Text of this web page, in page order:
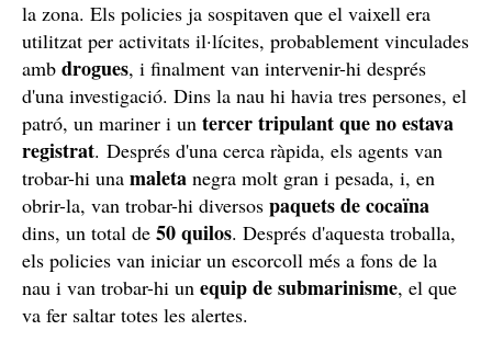
la zona. Els policies ja sospitaven que el vaixell era
utilitzat per activitats il·lícites, probablement vinculades
amb drogues, i finalment van intervenir-hi després
d'una investigació. Dins la nau hi havia tres persones, el
patró, un mariner i un tercer tripulant que no estava
registrat. Després d'una cerca ràpida, els agents van
trobar-hi una maleta negra molt gran i pesada, i, en
obrir-la, van trobar-hi diversos paquets de cocaïna
dins, un total de 50 quilos. Després d'aquesta troballa,
els policies van iniciar un escorcoll més a fons de la
nau i van trobar-hi un equip de submarinisme, el que
va fer saltar totes les alertes.